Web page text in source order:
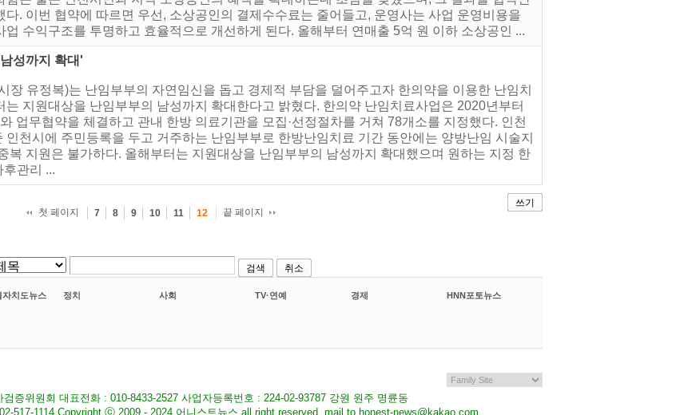
다. 이번 협약에 따르면 우선, 소상공인의 결제수수료는 줄어들고, 운영사는 사업 운영비용을
업 수익구조를 투명하고 효율적으로 개선하게 된다. 올해부터 연매출 5억 원 이하 소상공인 ...
성까지 확대'
장 유정복)는 난임부부의 자연임신을 돕고 경제적 부담을 덜어주고자 한의약을 이용한 난임치
지원대상을 난임부부의 남성까지 확대한다고 밝혔다. 한의약 난임치료사업은 2020년부터
업무협약을 체결하고 관내 한방 의료기관을 모집·선정절차를 거쳐 78개소를 지정했다. 인천
천시에 주민등록을 두고 거주하는 난임부부로 한방난임치료 기간 동안에는 양방난임 시술지
복 지원은 불가하다. 올해부터는 지원대상을 난임부부의 남성까지 확대했으며 원하는 지정 한
관리 ...
쓰기
첫 페이지
7 8 9 10 11 12 끝 페이지
검색 취소
자치도뉴스 정치 사회 TV·연예 경제 HNN포토뉴스
증위원회 대표전화 : 010-8433-2527 사업자등록번호 : 224-02-93787 강원 원주 명륜동
517-1114 Copyright ⓒ 2009 - 2024 어니스트뉴스 all right reserved. mail to honest-news@kakao.com